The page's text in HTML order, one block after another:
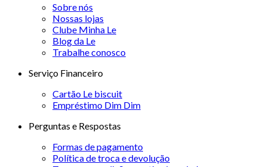
Sobre nós
Nossas lojas
Clube Minha Le
Blog da Le
Trabalhe conosco
Serviço Financeiro
Cartão Le biscuit
Empréstimo Dim Dim
Perguntas e Respostas
Formas de pagamento
Política de troca e devolução